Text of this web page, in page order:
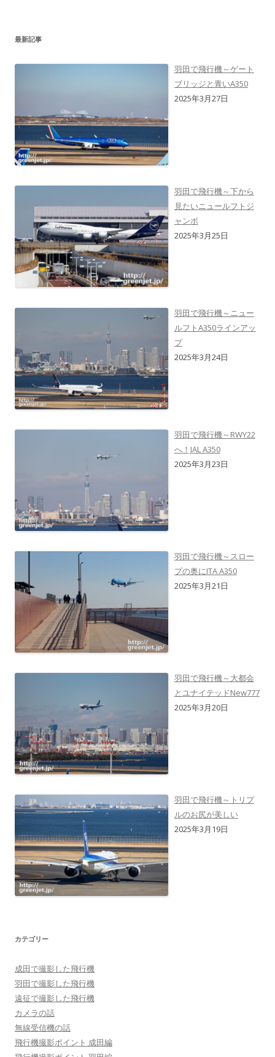
最新記事
羽田で飛行機～ゲート
ブリッジと青いA350
2025年3月27日
羽田で飛行機～下から
見たいニュールフトジ
ャンボ
2025年3月25日
羽田で飛行機～ニュー
ルフトA350ラインアッ
プ
2025年3月24日
羽田で飛行機～RWY22
へ！JAL A350
2025年3月23日
羽田で飛行機～スロー
プの奥にITA A350
2025年3月21日
羽田で飛行機～大都会
とユナイテッドNew777
2025年3月20日
羽田で飛行機～トリプ
ルのお尻が美しい
2025年3月19日
カテゴリー
成田で撮影した飛行機
羽田で撮影した飛行機
遠征で撮影した飛行機
カメラの話
無線受信機の話
飛行機撮影ポイント 成田編